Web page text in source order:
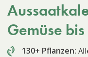
Gemüse
130+ Pflanzen: